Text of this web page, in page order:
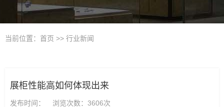
当前位置： 首页 >> 行业新闻
展柜性能高如何体现出来
发布时间： 浏览次数：3606次